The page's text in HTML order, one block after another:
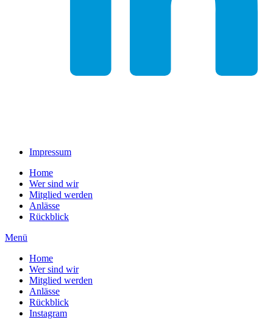
Impressum
Home
Wer sind wir
Mitglied werden
Anlässe
Rückblick
Menü
Home
Wer sind wir
Mitglied werden
Anlässe
Rückblick
Instagram